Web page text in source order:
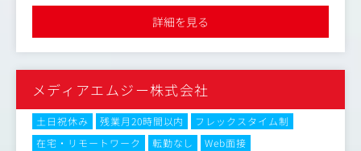
・TV、ラジオ、新聞、雑誌、ポスター、Web、イベント、
各種販促ツールに至る、総合広告会社、クライアントのニ
・案件獲得後は、協力会社と連携しながら、企画を実現さ
せていきます。
・自主提案機会もあり、クライアントに対して、企画をも
ちかけ、受注する場合もあります。
詳細を見る
メディアエムジー株式会社
土日祝休み 残業月20時間以内
フレックスタイム制
在宅・リモートワーク
転勤なし
Web面接